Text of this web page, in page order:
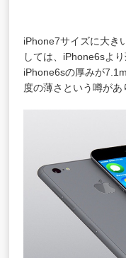
iPhone7サイズに大き
しては、iPhone6sよ
iPhone6sの厚みが
度の薄さという噂があ